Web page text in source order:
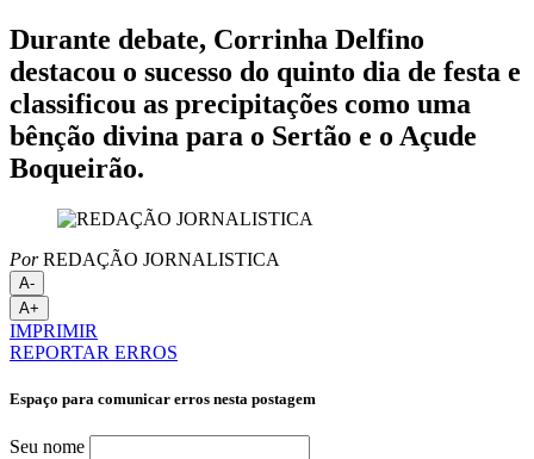
Durante debate, Corrinha Delfino
destacou o sucesso do quinto dia de festa e
classificou as precipitações como uma
bênção divina para o Sertão e o Açude
Boqueirão.
PorREDAÇÃO JORNALISTICA
A-
A+
IMPRIMIR
REPORTAR ERROS
Espaço para comunicar erros nesta postagem
Seu nome